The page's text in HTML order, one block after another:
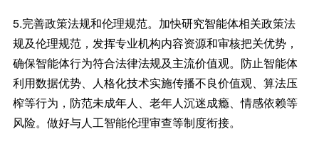
5.完善政策法规和伦理规范。加快研究智能体相关政策法
规及伦理规范，发挥专业机构内容资源和审核把关优势，
确保智能体行为符合法律法规及主流价值观。防止智能体
利用数据优势、人格化技术实施传播不良价值观、算法压
榨等行为，防范未成年人、老年人沉迷成瘾、情感依赖等
风险。做好与人工智能伦理审查等制度衔接。